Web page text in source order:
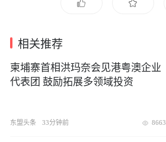
相关推荐
柬埔寨首相洪玛奈会见港粤澳企业
代表团 鼓励拓展多领域投资
东盟头条 33分钟前 8663